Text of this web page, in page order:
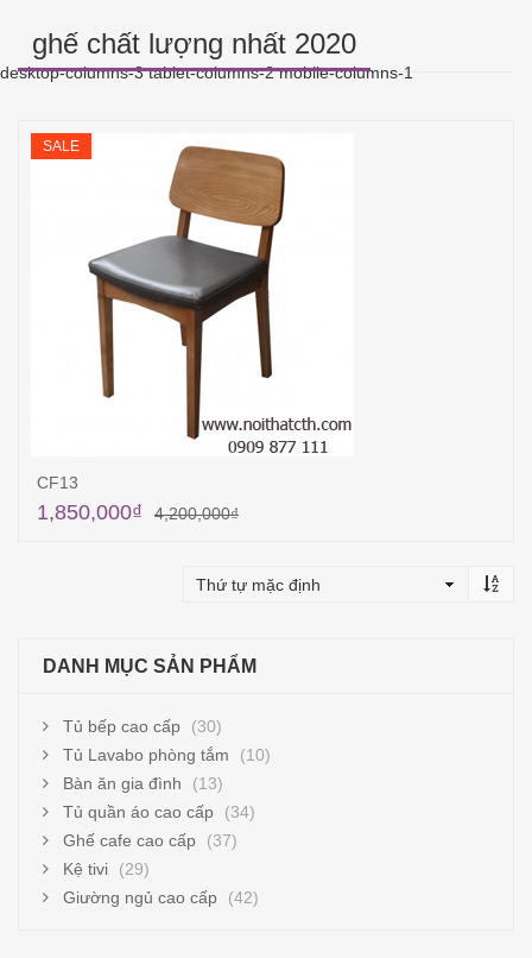
ghế chất lượng nhất 2020
desktop-columns-3 tablet-columns-2 mobile-columns-1
SALE
CF13
4,200,000₫
1,850,000₫
DANH MỤC SẢN PHẨM
Tủ bếp cao cấp
(30)
Tủ Lavabo phòng tắm
(10)
Bàn ăn gia đình
(13)
Tủ quần áo cao cấp
(34)
Ghế cafe cao cấp
(37)
Kệ tivi
(29)
Giường ngủ cao cấp
(42)